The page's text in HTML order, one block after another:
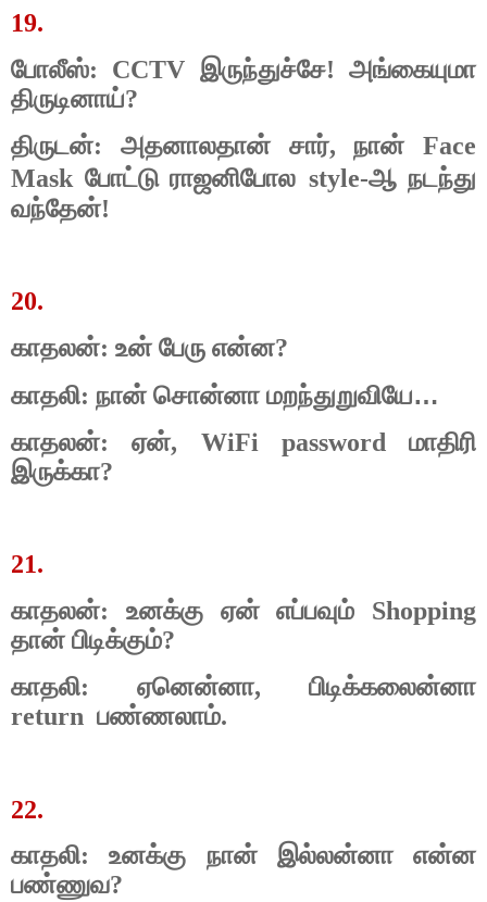
19.
போலீஸ்: CCTV இருந்துச்சே! அங்கையுமா
திருடினாய்?
திருடன்: அதனாலதான் சார், நான் Face
Mask போட்டு ராஜனிபோல style-ஆ நடந்து
வந்தேன்!
20.
காதலன்: உன் பேரு என்ன?
காதலி: நான் சொன்னா மறந்துறுவியே…
காதலன்: ஏன், WiFi password மாதிரி
இருக்கா?
21.
காதலன்: உனக்கு ஏன் எப்பவும் Shopping
தான் பிடிக்கும்?
காதலி: ஏனென்னா, பிடிக்கலைன்னா
return பண்ணலாம்.
22.
காதலி: உனக்கு நான் இல்லன்னா என்ன
பண்ணுவ?